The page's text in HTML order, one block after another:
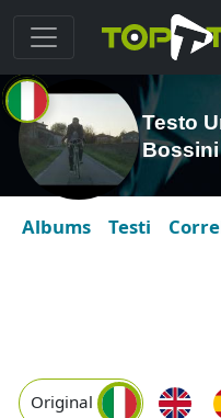
Testo
Bossini
Albums Testi
Original